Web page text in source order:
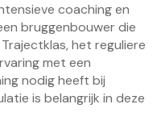
coaching en
bruggenbouwer die
het reguliere
met een
nodig heeft bij
is belangrijk in deze